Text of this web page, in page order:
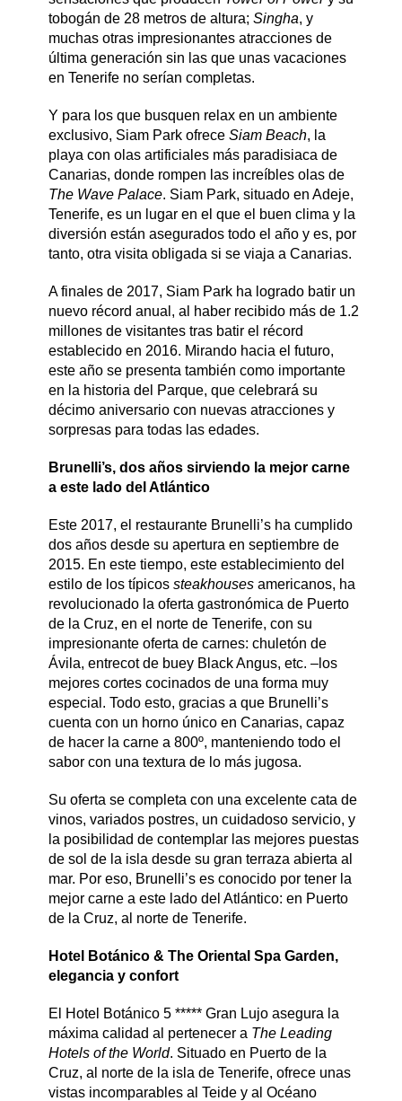
tobogán de 28 metros de altura;Singha, y
muchas otras impresionantes atracciones de
última generación sin las que unas vacaciones
en Tenerife no serían completas.
Y para los que busquen relax en un ambiente
exclusivo, Siam Park ofreceSiam Beach, la
playa con olas artificiales más paradisiaca de
Canarias, donde rompen las increíbles olas de
The Wave Palace. Siam Park, situado en Adeje,
Tenerife, es un lugar en el que el buen clima y la
diversión están asegurados todo el año y es, por
tanto, otra visita obligada si se viaja a Canarias.
A finales de 2017, Siam Park ha logrado batir un
nuevo récord anual, al haber recibido más de 1.2
millones de visitantes tras batir el récord
establecido en 2016. Mirando hacia el futuro,
este año se presenta también como importante
en la historia del Parque, que celebrará su
décimo aniversario con nuevas atracciones y
sorpresas para todas las edades.
Brunelli’s, dos años sirviendo la mejor carne
a este lado del Atlántico
Este 2017, el restaurante Brunelli’s ha cumplido
dos años desde su apertura en septiembre de
2015. En este tiempo, este establecimiento del
estilo de los típicossteakhouses americanos, ha
revolucionado la oferta gastronómica de Puerto
de la Cruz, en el norte de Tenerife, con su
impresionante oferta de carnes: chuletón de
Ávila, entrecot de buey Black Angus, etc. –los
mejores cortes cocinados de una forma muy
especial. Todo esto, gracias a que Brunelli’s
cuenta con un horno único en Canarias, capaz
de hacer la carne a 800º, manteniendo todo el
sabor con una textura de lo más jugosa.
Su oferta se completa con una excelente cata de
vinos, variados postres, un cuidadoso servicio, y
la posibilidad de contemplar las mejores puestas
de sol de la isla desde su gran terraza abierta al
mar. Por eso, Brunelli’s es conocido por tener la
mejor carne a este lado del Atlántico: en Puerto
de la Cruz, al norte de Tenerife.
Hotel Botánico & The Oriental Spa Garden,
elegancia y confort
El Hotel Botánico 5 ***** Gran Lujo asegura la
máxima calidad al pertenecer a The Leading
Hotels of the World. Situado en Puerto de la
Cruz, al norte de la isla de Tenerife, ofrece unas
vistas incomparables al Teide y al Océano